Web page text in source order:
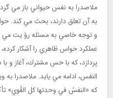
ملاصدرا به نفس حيواني باز مي
به آن تعلق دارند، بحث مي كند.
و توجه خاصي به مسئله رؤ يت مي
عملكرد حواس ظاهري را آشكار
پردازد، كه با حس مشترك، آغاز و
النفس، ادامه مي يابد. ملاصدرا
كه «النفسُ في وحدتها كل القُوي»